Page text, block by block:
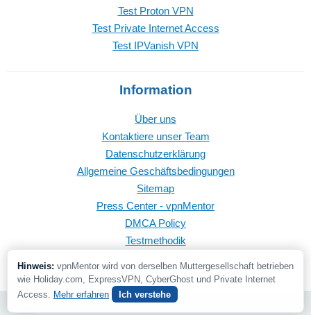
Test Proton VPN
Test Private Internet Access
Test IPVanish VPN
Information
Über uns
Kontaktiere unser Team
Datenschutzerklärung
Allgemeine Geschäftsbedingungen
Sitemap
Press Center - vpnMentor
DMCA Policy
Testmethodik
© 2026 vpnMentor | Alle Rechte vorbehalten
Hinweis: vpnMentor wird von derselben Muttergesellschaft betrieben
wie Holiday.com, ExpressVPN, CyberGhost und Private Internet
Access. Mehr erfahren Ich verstehe